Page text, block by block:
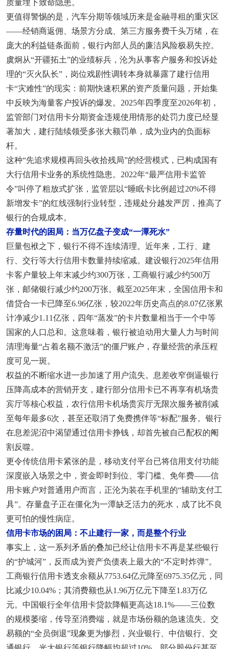
质量埋下致命隐患。
更值得警惕的是，汽车分期等领域历来是金融寻租的重灾区
——经销商返佣、场景方分成、第三方服务费千头万绪，在
庞大的利益链条面前，银行内部人员的廉洁风险极易失控。
虞炯从“开疆拓土”的业绩标兵，沦为从事客户服务和投诉处
理的“灭火队长”，岗位戏剧性调转本身就暴露了建行信用
卡“灾难性”的现实：前期快速积累的资产质量问题，开始集
中反映为海量客户投诉的爆发。2025年四季度至2026年初，
监管部门对信用卡分期资金违规使用情形的处罚力度已经显
著加大，建行陆续领受多张大额罚单，成为业内的负面标
杆。
这种“先追求规模再回头收拾残局”的经营模式，已构成国有
大行信用卡业务的系统性隐患。2022年“最严信用卡监管
令”叫停了粗放式扩张，监管层以“睡眠卡比例超过20%不得
新增发卡”的红线强制行业转型，违规处分越发严厉，推高了
银行的合规成本。
存量时代的困局：当万亿盘子变成“一潭死水”
巨量包袱之下，银行不得不连续清理。近年来，工行、建
行、交行等大行信用卡数量持续缩减。建设银行2025年信用
卡客户量较上年末减少约300万张，工商银行减少约500万
张，邮储银行减少约200万张。截至2025年末，全国信用卡和
借贷合一卡已降至6.96亿张，较2022年历史高点的8.07亿张累
计净减少1.11亿张，四年“蒸发”的卡片数量相当于一个中等
国家的人口总和。这意味着，银行被迫动用大量人力与时间
清理海量“占着名额不激活”的僵尸账户，存量经营的承压程
度可见一斑。
权益的不断缩水进一步加速了用户流失。息差收窄倒逼银行
压降高成本的营销开支，建行部分信用卡已不再享有机场贵
宾厅等核心权益，农行信用卡机场贵宾厅无限次服务被削减
至每年最多6次，甚至还取消了免费携伴等“标配”服务。银行
在息差泥沼中渴望通过信用卡挣钱，却首先被自己配权的阉
割反噬。
更令传统信用卡紧张的是，移动支付平台已将信用支付功能
深度嵌入场景之中，资金即时到位、零门槛、免年费——信
用卡账户对普通用户而言，正沦为装在手机里的“辅助支付工
具”。存量盘子正在僵化为一潭缺乏活力的死水，成了比不良
更可怕的慢性病症。
信用卡市场的困局：不止建行一家，而是整个行业
事实上，这一系列矛盾的叠加已经让信用卡不再是某些银行
的“护城河”，反而成为资产负债表上最大的“不定时炸弹”。
工商银行信用卡透支余额从7753.64亿元降至6975.35亿元，同
比减少10.04%；其消费额也从1.96万亿元下降至1.83万亿
元。中国银行全年信用卡贷款降幅更高达18.1%——三位数
的规模萎缩，传导至消费端，就是市场份额的急速流失。交
易额的“全员倒退”现象更为惨烈，兴业银行、中信银行、交